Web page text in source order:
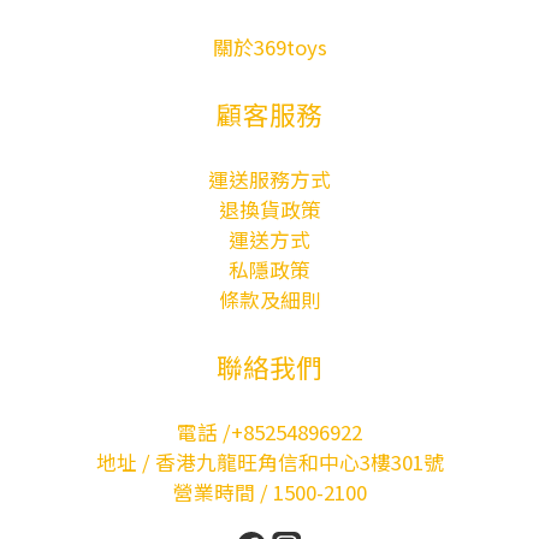
關於369toys
顧客服務
運送服務方式
退換貨政策
運送方式
私隱政策
條款及細則
聯絡我們
電話 /+85254896922
地址 / 香港九龍旺角信和中心3樓301號
營業時間 / 1500-2100